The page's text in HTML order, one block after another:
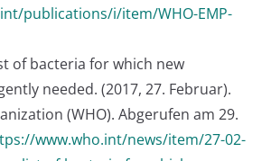
publications/i/item/WHO-EMP-
of bacteria for which new
needed. (2017, 27. Februar).
(WHO). Abgerufen am 29.
www.who.int/news/item/27-02-